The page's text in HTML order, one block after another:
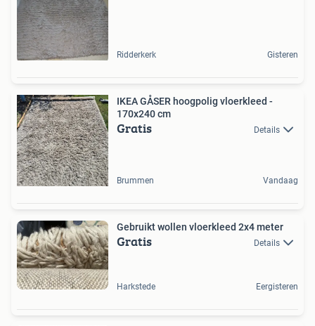
Ridderkerk Gisteren
IKEA GÅSER hoogpolig vloerkleed -
170x240 cm
Gratis Details
Brummen Vandaag
Gebruikt wollen vloerkleed 2x4 meter
Gratis Details
Harkstede Eergisteren